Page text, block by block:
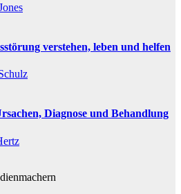
verstehen, leben und helfen
Diagnose und Behandlung